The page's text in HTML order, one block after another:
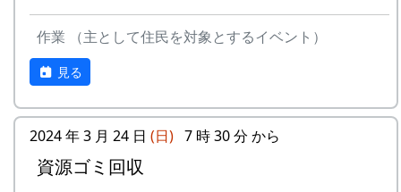
作業 （主として住民を対象とするイベント）
見る
2024 年 3 月 24 日 (日) 7 時 30 分 から
資源ゴミ回収